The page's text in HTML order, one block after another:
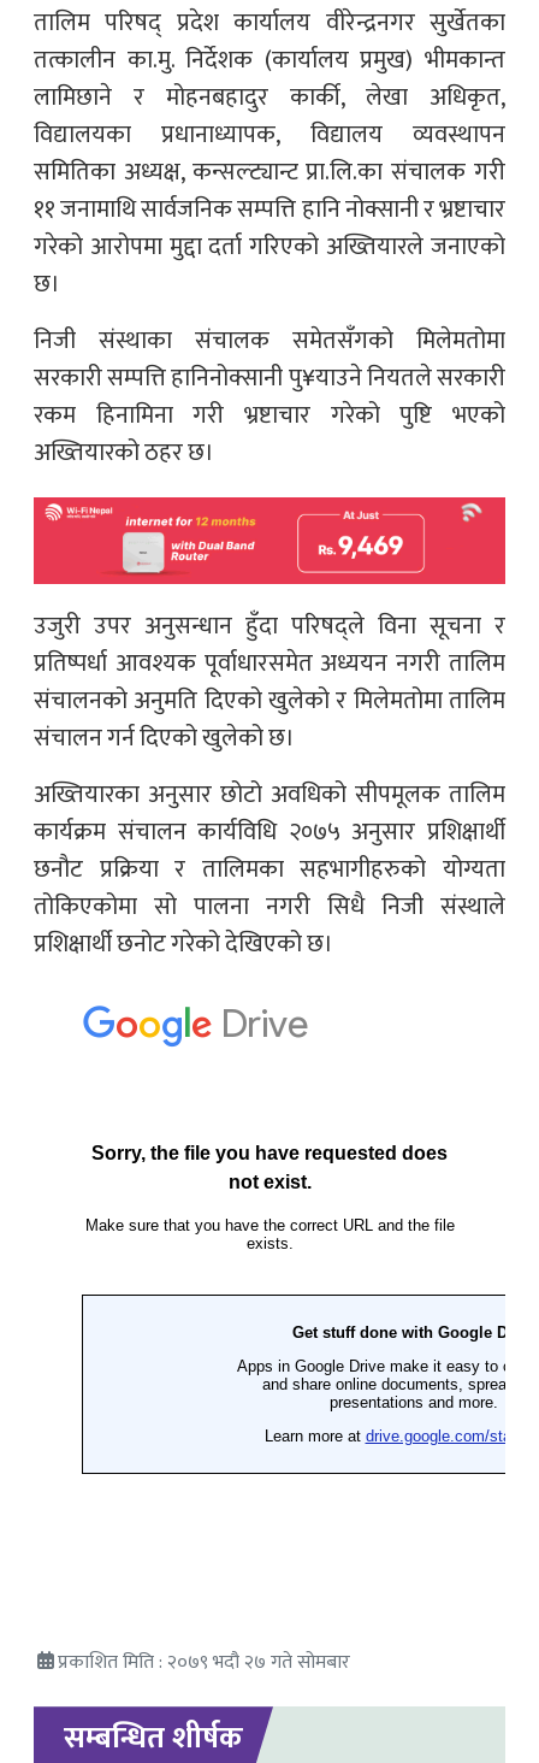
तालिम परिषद् प्रदेश कार्यालय वीरेन्द्रनगर सुर्खेतका
तत्कालीन का.मु. निर्देशक (कार्यालय प्रमुख) भीमकान्त
लामिछाने र मोहनबहादुर कार्की, लेखा अधिकृत,
विद्यालयका प्रधानाध्यापक, विद्यालय व्यवस्थापन
समितिका अध्यक्ष, कन्सल्ट्यान्ट प्रा.लि.का संचालक गरी
११ जनामाथि सार्वजनिक सम्पत्ति हानि नोक्सानी र भ्रष्टाचार
गरेको आरोपमा मुद्दा दर्ता गरिएको अख्तियारले जनाएको
छ।
निजी संस्थाका संचालक समेतसँगको मिलेमतोमा
सरकारी सम्पत्ति हानिनोक्सानी पु¥याउने नियतले सरकारी
रकम हिनामिना गरी भ्रष्टाचार गरेको पुष्टि भएको
अख्तियारको ठहर छ।
उजुरी उपर अनुसन्धान हुँदा परिषद्ले विना सूचना र
प्रतिष्पर्धा आवश्यक पूर्वाधारसमेत अध्ययन नगरी तालिम
संचालनको अनुमति दिएको खुलेको र मिलेमतोमा तालिम
संचालन गर्न दिएको खुलेको छ।
अख्तियारका अनुसार छोटो अवधिको सीपमूलक तालिम
कार्यक्रम संचालन कार्यविधि २०७५ अनुसार प्रशिक्षार्थी
छनौट प्रक्रिया र तालिमका सहभागीहरुको योग्यता
तोकिएकोमा सो पालना नगरी सिधै निजी संस्थाले
प्रशिक्षार्थी छनोट गरेको देखिएको छ।
प्रकाशित मिति : २०७९ भदौ २७ गते सोमबार
सम्बन्धित शीर्षक